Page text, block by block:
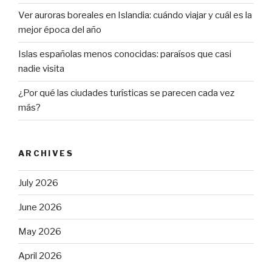
Ver auroras boreales en Islandia: cuándo viajar y cuál es la
mejor época del año
Islas españolas menos conocidas: paraísos que casi
nadie visita
¿Por qué las ciudades turísticas se parecen cada vez
más?
ARCHIVES
July 2026
June 2026
May 2026
April 2026